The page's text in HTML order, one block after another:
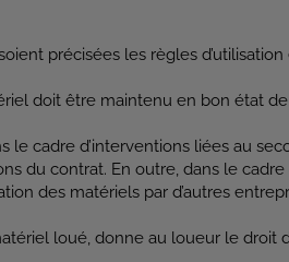
précisées les règles
doit être maintenu en bon état
le cadre d’interventions liées au
du contrat. En outre, dans le
des matériels par d’autres
loué, donne au loueur le droit